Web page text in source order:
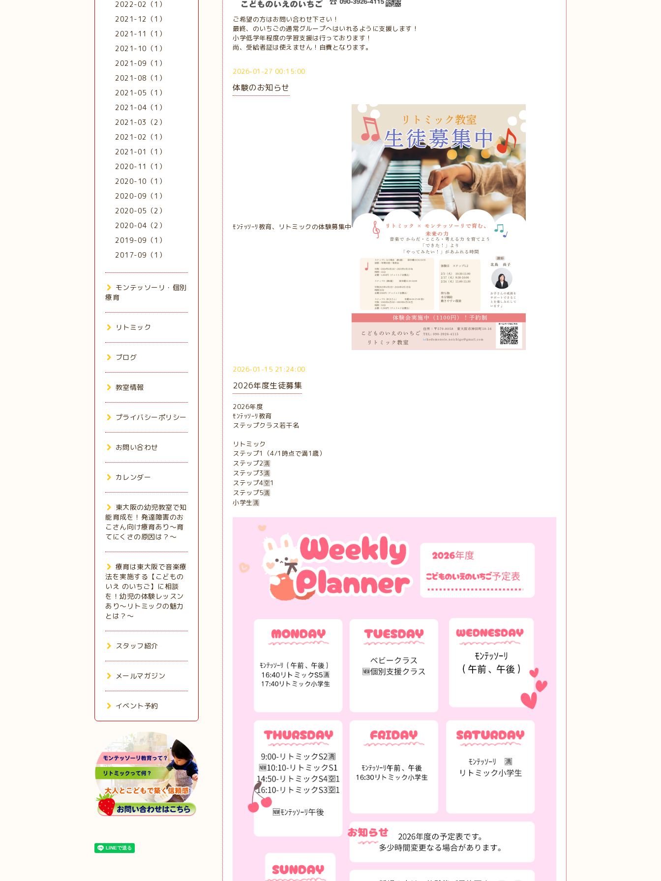
ご希望の方はお問い合わせ下さい！
最終、のいちごの通常グループへはいれるように支援します！
小学低学年程度の学習支援は行っております！
尚、受給者証は使えません！自費となります。
2026-01-27 00:15:00
体験のお知らせ
ﾓﾝﾃｯｿｰﾘ教育、リトミックの体験募集中
2026-01-15 21:24:00
2026年度生徒募集
2026年度
ﾓﾝﾃｯｿｰﾘ教育
ステップクラス若干名
リトミック
ステップ1（4/1時点で満1歳）
ステップ2🈵
ステップ3🈵
ステップ4🈳1
ステップ5🈵
小学生🈵
2022-02（1）
2021-12（1）
2021-11（1）
2021-10（1）
2021-09（1）
2021-08（1）
2021-05（1）
2021-04（1）
2021-03（2）
2021-02（1）
2021-01（1）
2020-11（1）
2020-10（1）
2020-09（1）
2020-05（2）
2020-04（2）
2019-09（1）
2017-09（1）
モンテッソーリ・個別
療育
リトミック
ブログ
教室情報
プライバシーポリシー
お問い合わせ
カレンダー
東大阪の幼児教室で知
能育成を！発達障害のお
こさん向け療育あり～育
てにくさの原因は？～
療育は東大阪で音楽療
法を実施する【こどもの
いえ のいちご】に相談
を！幼児の体験レッスン
あり～リトミックの魅力
とは？～
スタッフ紹介
メールマガジン
イベント予約